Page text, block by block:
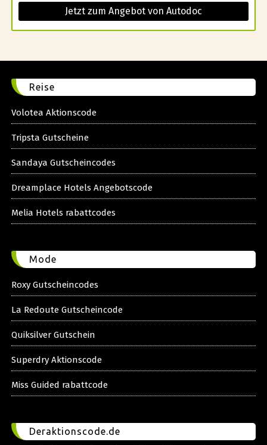
Jetzt zum Angebot von Autodoc
Reise
Volotea Aktionscode
Tripsta Gutscheine
Sandaya Gutscheincodes
Dreamplace Hotels Angebotscode
Melia Hotels rabattcodes
Mode
Roxy Gutscheincodes
La Redoute Gutscheincode
Quiksilver Gutschein
Superdry Aktionscode
Miss Guided rabattcode
Deraktionscode.de